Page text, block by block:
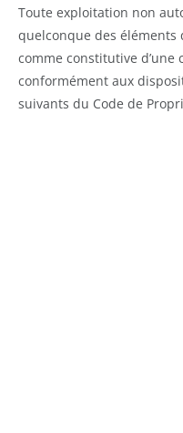
Toute exploitation non
quelconque des éléments
comme constitutive
conformément aux
suivants du Code de